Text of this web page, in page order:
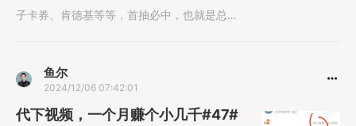
子卡券、肯德基等等，首抽必中，也就是总是
鱼尔
2024/12/06 07:42:01
代下视频，一个月赚个小几千#47#